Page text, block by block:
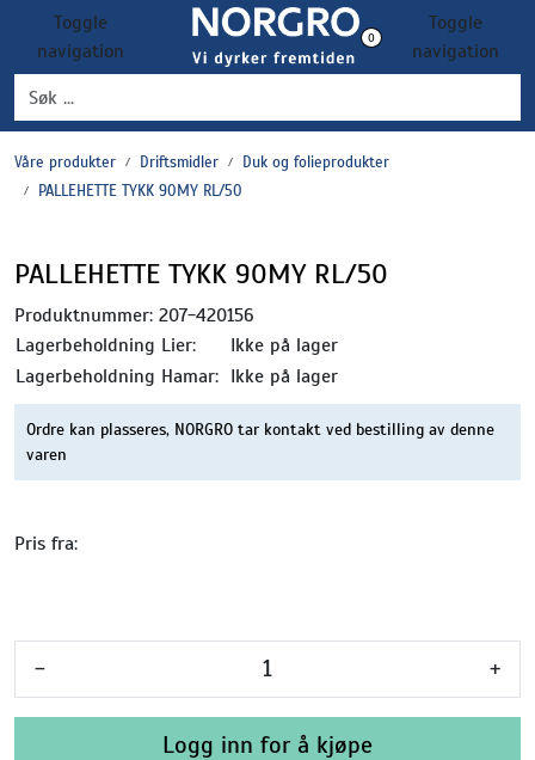
Skip to main content
Toggle
navigation
0
Toggle
navigation
Våre produkter Driftsmidler
Duk og folieprodukter
PALLEHETTE TYKK 90MY RL/50
PALLEHETTE TYKK 90MY RL/50
Produktnummer: 207-420156
Lagerbeholdning Lier:
Ikke på lager
Lagerbeholdning Hamar: Ikke på lager
Ordre kan plasseres, NORGRO tar kontakt ved bestilling av denne
varen
Pris fra:
- +
Logg inn for å kjøpe
Grønnsaker
Settepotet og setteløk
Blomster, potter og brett
Driftsmidler